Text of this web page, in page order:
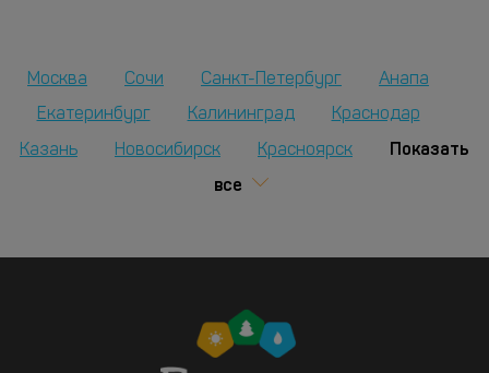
Москва Сочи Санкт-Петербург
Анапа
Екатеринбург
Калининград Краснодар
Казань Новосибирск Красноярск
Показать
все